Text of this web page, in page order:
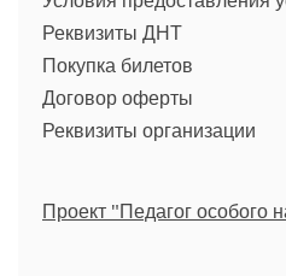
Реквизиты ДНТ
Покупка билетов
Договор оферты
Реквизиты организации
Проект "Педагог особого